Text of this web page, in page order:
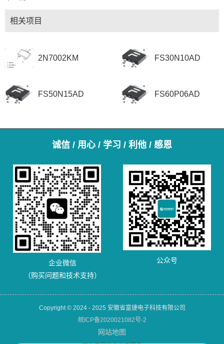
相关项目
2N7002KM FS30N10AD
FS50N15AD FS60P06AD
诚信 / 用心 / 学习 / 利他 / 感恩
企业微信
（购买问题和技术支持）
公众号
Copyright © 2024 - 2025 安徽省富捷电子科技有限公司
皖ICP备2020021082号-2
网站地图